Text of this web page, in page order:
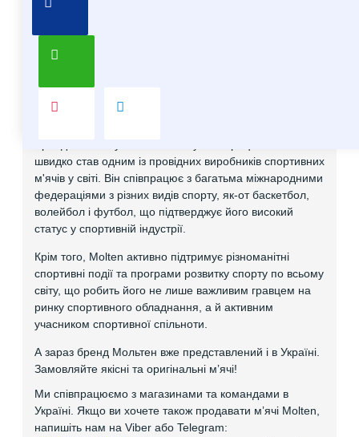
Molten – японський бренд, який спеціалізується на
м'ячах для різних видів спорту. Він відомий своєю
високою якістю та інноваційними технологіями, які
швидко став одним із провідних виробників спортивних
м'ячів у світі. Він співпрацює з багатьма міжнародними
федераціями з різних видів спорту, як-от баскетбол,
волейбол і футбол, що підтверджує його високий
статус у спортивній індустрії.
Крім того, Molten активно підтримує різноманітні
спортивні події та програми розвитку спорту по всьому
світу, що робить його не лише важливим гравцем на
ринку спортивного обладнання, а й активним
учасником спортивної спільноти.
А зараз бренд Мольтен вже представлений і в Україні.
Замовляйте якісні та оригінальні мʼячі!
Ми співпрацюємо з магазинами та командами в
Україні. Якщо ви хочете також продавати мʼячі Molten,
напишіть нам на Viber або Telegram: